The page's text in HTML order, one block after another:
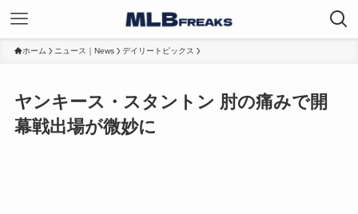
ホーム ニュース｜News デイリートピックス
ヤンキース・スタントン 肘の痛みで開
幕戦出場が微妙に